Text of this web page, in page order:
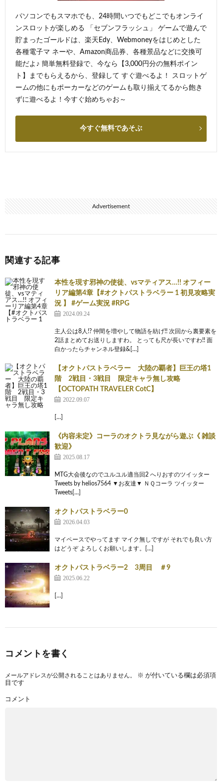
パソコンでもスマホでも、24時間いつでもどこでもオンライ
ンスロットが楽しめる 「セブンフラッシュ」 ゲームで遊んで
貯まったゴールドは、楽天Edy、Webmoneyをはじめとした
各種電子マ ネーや、Amazon商品券、各種景品などに交換可
能だよ♪ 簡単無料登録で、今なら【3,000円分の無料ポイン
ト】までもらえるから、登録して すぐ遊べるよ！ スロットゲ
ームの他にもポーカーなどのゲームも取り揃えてるから飽き
ずに遊べるよ！今すぐ始めちゃお～
今すぐ無料であそぶ
Advertisement
関連する記事
本性を現す邪神の使徒、vsマティアス…!! オフィー
リア編第4章【#オクトパストラベラー 1 初見攻略実
況 】 #ゲーム実況 #RPG
2024.09.24
主人公は8人!? 仲間を増やして物語を紡げ!! 次回から裏要素を
2話まとめてお送りしますわ。 とっても尺が長いですわ!! 面
白かったらチャンネル登録&[…]
【オクトパストラベラー 大陸の覇者】巨王の塔1
階 2戦目・3戦目 限定キャラ無し攻略
【OCTOPATH TRAVELER CotC】
2022.09.07
[…]
《内容未定》コーラのオクトラ見ながら遊ぶ《 雑談
歓迎》
2025.08.17
MTG大会後なのでユルユル適当回2 へりおすのツイッター
Tweets by helios7564 ▼お友達▼ ＮＱコーラ ツイッター
Tweets[…]
オクトパストラベラー0
2026.04.03
マイペースでやってます マイク無しですが それでも良い方
はどうぞ よろしくお願いします。[…]
オクトパストラベラー2 3周目 ＃9
2025.06.22
[…]
コメントを書く
メールアドレスが公開されることはありません。 ※ が付いている欄は必須項
目です
コメント